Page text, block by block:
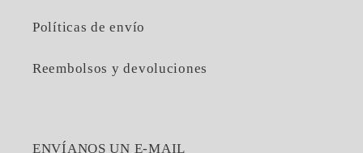
Políticas de envío
Reembolsos y devoluciones
ENVÍANOS UN E-MAIL